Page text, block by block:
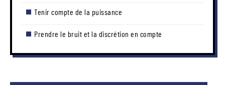
Tenir compte de la puissance
Prendre le bruit et la discrétion en compte